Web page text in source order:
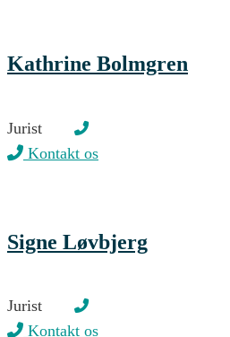
Kathrine Bolmgren
Jurist
Kontakt os
Signe Løvbjerg
Jurist
Kontakt os